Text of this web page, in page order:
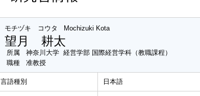
モチヅキ コウタ Mochizuki Kota
望月 耕太
所属
神奈川大学 経営学部 国際経営学科（教職課程）
職種
准教授
言語種別 日本語